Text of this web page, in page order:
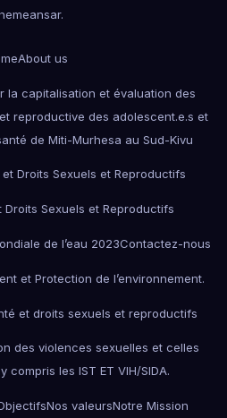
.
About us
la capitalisation et évaluation des
reproductive des adolescent.e.s et
de Miti-Murhesa au Sud-Kivu
Droits Sexuels et Reproductifs
Droits Sexuels et Reproductifs
de l’eau 2023Contactez-nous
et Protection de l’environnement.
et droits sexuels et reproductifs
des violences sexuelles et celles
compris les IST ET VIH/SIDA.
Nos valeursNotre Mission